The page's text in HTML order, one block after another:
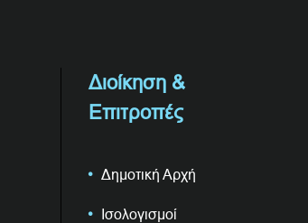
Διοίκηση &
Επιτροπές
Δημοτική Αρχή
Ισολογισμοί